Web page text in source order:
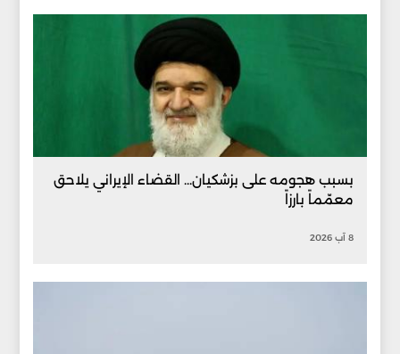
بسبب هجومه على بزشكيان... القضاء الإيراني يلاحق
معمّماً بارزاً
8 آب 2026